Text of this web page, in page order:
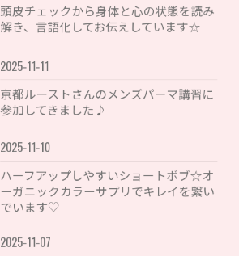
頭皮チェックから身体と心の状態を読み
解き、言語化してお伝えしています☆
2025-11-11
京都ルーストさんのメンズパーマ講習に
参加してきました♪
2025-11-10
ハーフアップしやすいショートボブ☆オ
ーガニックカラーサプリでキレイを繋い
でいます♡
2025-11-07